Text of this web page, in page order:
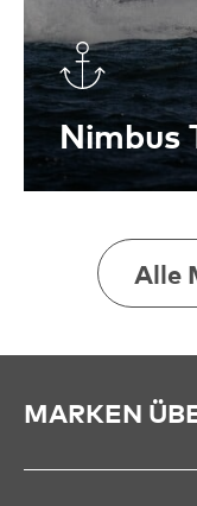
Anchor
Nimbus
Alle
MARKEN